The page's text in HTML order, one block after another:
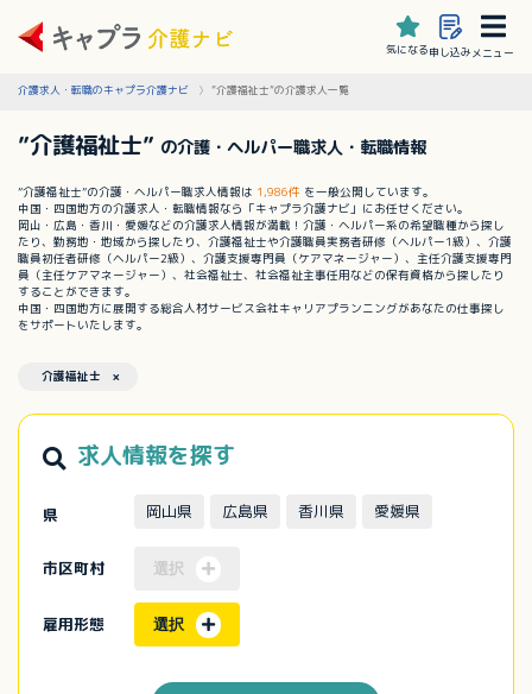
気になる申し込みメニュー
介護求人・転職のキャプラ介護ナビ ”介護福祉士”の介護求人一覧
”介護福祉士” の介護・ヘルパー職求人・転職情報
”介護福祉士”の介護・ヘルパー職求人情報は 1,986件 を一般公開しています。
中国・四国地方の介護求人・転職情報なら「キャプラ介護ナビ」にお任せください。
岡山・広島・香川・愛媛などの介護求人情報が満載！介護・ヘルパー系の希望職種から探し
たり、勤務地・地域から探したり、介護福祉士や介護職員実務者研修（ヘルパー1級）、介護
職員初任者研修（ヘルパー2級）、介護支援専門員（ケアマネージャー）、主任介護支援専門
員（主任ケアマネージャー）、社会福祉士、社会福祉主事任用などの保有資格から探したり
することができます。
中国・四国地方に展開する総合人材サービス会社キャリアプランニングがあなたの仕事探し
をサポートいたします。
介護福祉士 ×
求人情報を探す
県 岡山県 広島県 香川県 愛媛県
市区町村 選択
雇用形態 選択